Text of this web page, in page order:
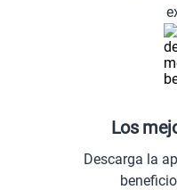
Los
Descarga la